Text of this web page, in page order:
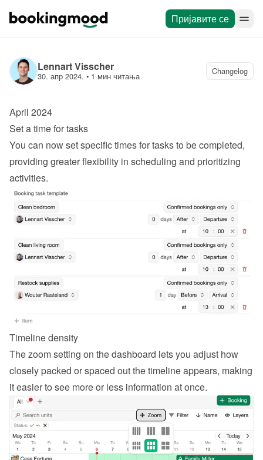
Пријавите се
Lennart Visscher
30. апр 2024. • 1 мин читања Changelog
April 2024
Set a time for tasks
You can now set specific times for tasks to be completed,
providing greater flexibility in scheduling and prioritizing
activities.
Timeline density
The zoom setting on the dashboard lets you adjust how
closely packed or spaced out the timeline appears, making
it easier to see more or less information at once.